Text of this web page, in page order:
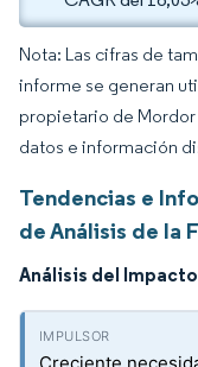
Nota: Las cifras de
informe se generan
propietario de
datos e información
Tendencias e
de Análisis de la
Análisis del